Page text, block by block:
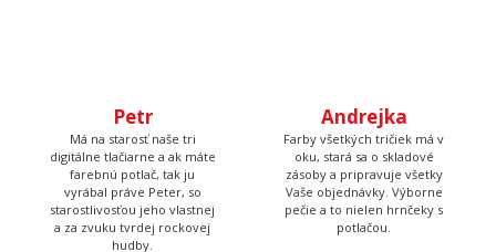
Petr
Má na starosť naše tri
digitálne tlačiarne a ak máte
farebnú potlač, tak ju
vyrábal práve Peter, so
starostlivosťou jeho vlastnej
a za zvuku tvrdej rockovej
hudby.
Andrejka
Farby všetkých tričiek má v
oku, stará sa o skladové
zásoby a pripravuje všetky
Vaše objednávky. Výborne
pečie a to nielen hrnčeky s
potlačou.